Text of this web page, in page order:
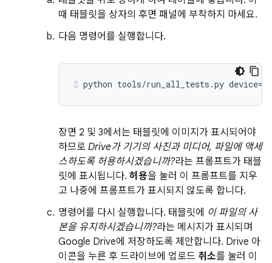
때 태블릿을 상자의 후면 패널에 부착하지 마세요.
다음 명령어를 실행합니다.
장면 2 및 3에서는 태블릿에 이미지가 표시되어야
하므로 Drive가 기기의 사진과 미디어, 파일에 액세
스하도록 허용하시겠습니까?라는 프롬프트가 태블
릿에 표시됩니다. 허용을 눌러 이 프롬프트를 지우
고 나중에 프롬프트가 표시되지 않도록 합니다.
명령어를 다시 실행합니다. 태블릿에 이 파일의 사
본을 유지하시겠습니까?라는 메시지가 표시되며
Google Drive에 저장하도록 제안합니다. Drive 아
이콘을 누른 후 드라이브에 업로드 취소를 눌러 이